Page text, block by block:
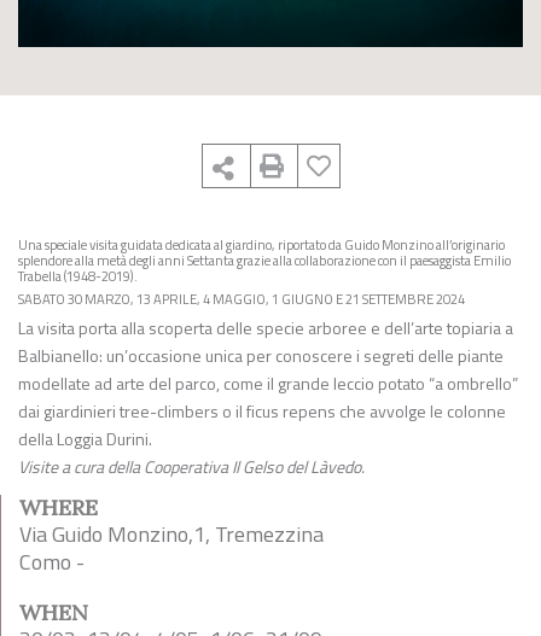
Una speciale visita guidata dedicata al giardino, riportato da Guido Monzino all’originario
splendore alla metà degli anni Settanta grazie alla collaborazione con il paesaggista Emilio
Trabella (1948-2019).
SABATO 30 MARZO, 13 APRILE, 4 MAGGIO, 1 GIUGNO E 21 SETTEMBRE 2024
La visita porta alla scoperta delle specie arboree e dell’arte topiaria a
Balbianello: un’occasione unica per conoscere i segreti delle piante
modellate ad arte del parco, come il grande leccio potato “a ombrello”
dai giardinieri tree-climbers o il ficus repens che avvolge le colonne
della Loggia Durini.
Visite a cura della Cooperativa Il Gelso del Làvedo.
WHERE
Via Guido Monzino,1, Tremezzina
Como -
WHEN